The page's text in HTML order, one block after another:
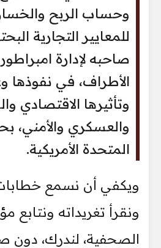
وحساب الربح
للمعايير التجارية
صاحبه لإدارة
الأطراف، في نفوذها
وتأثيرها الاقتصادي
والعسكري والأمني،
المتحدة الأمريكية.
ويكفي أن نسمع
ونقرأ تغريداته ونتابع
الصحفية، لندرك، دون